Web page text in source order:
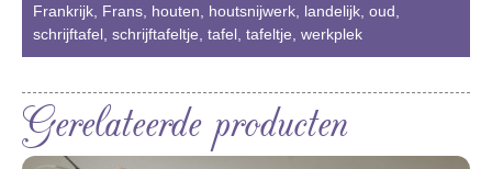
Frankrijk Frans houten houtsnijwerk landelijk oud
schrijftafel schrijftafeltje tafel tafeltje werkplek
Gerelateerde producten